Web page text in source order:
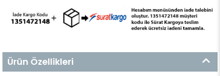
Ürün Özellikleri